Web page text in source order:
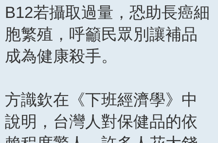
B12若攝取過量，恐助長癌細
胞繁殖，呼籲民眾別讓補品
成為健康殺手。
方識欽在《下班經濟學》中
說明，台灣人對保健品的依